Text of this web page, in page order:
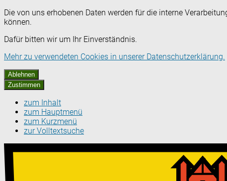
Die von uns erhobenen Daten werden für die interne
können.
Dafür bitten wir um Ihr Einverständnis.
Mehr zu verwendeten Cookies in unserer Datenschutzerklärung.
Ablehnen
Zustimmen
zum Inhalt
zum Hauptmenü
zum Kurzmenü
zur Volltextsuche